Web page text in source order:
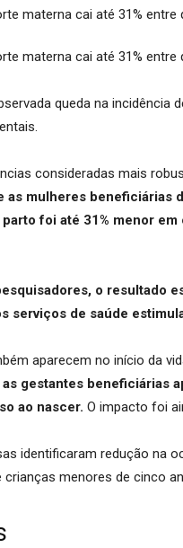
queda na incidência
consideradas mais
as mulheres beneficiárias
foi até 31% menor
o resultado
serviços de saúde
aparecem no início da
gestantes beneficiárias
ao nascer. O impacto foi
identificaram redução na
crianças menores de cinco